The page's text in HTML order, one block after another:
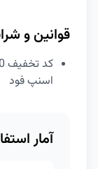
قوانین و
اسنپ فود
آمار